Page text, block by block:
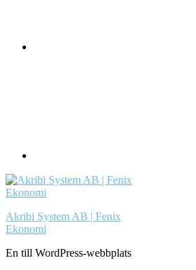
Akribi System AB | Fenix
Ekonomi
En till WordPress-webbplats